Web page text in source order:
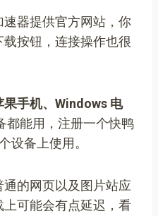
速器提供官方网站，你
按钮，连接操作也很
手机、Windows 电
都能用，注册一个快鸭
设备上使用。
通的网页以及图片站应
可能会有点延迟，看